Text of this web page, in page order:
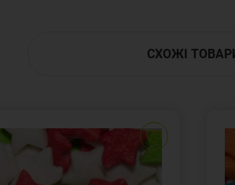
СХОЖІ